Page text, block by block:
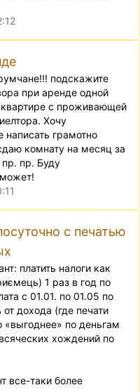
подскажите
при аренде одной
с проживающей
Хочу
написать грамотно
комнату на месяц за
пр. пр. Буду
с печатью
платить налоги как
1 раз в год по
с 01.01. по 01.05 по
дохода (где печати
«выгоднее» по деньгам
хождений по
все-таки более